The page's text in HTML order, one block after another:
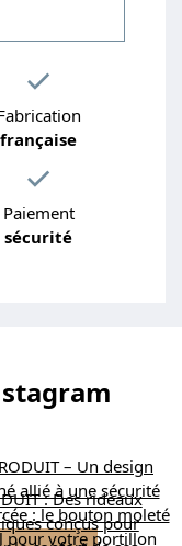
française
Paiement
sécurité